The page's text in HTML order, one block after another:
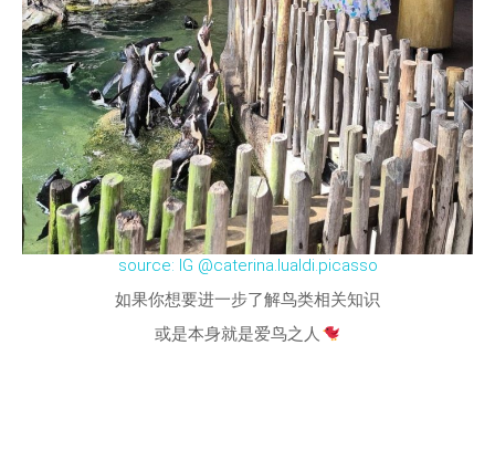
source: IG @caterina.lualdi.picasso
如果你想要进一步了解鸟类相关知识
或是本身就是爱鸟之人